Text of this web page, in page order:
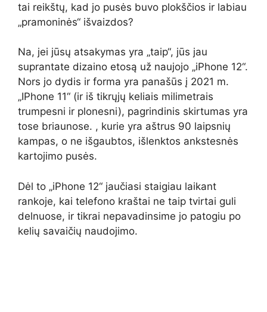
tai reikštų, kad jo pusės buvo plokščios ir labiau
„pramoninės“ išvaizdos?
Na, jei jūsų atsakymas yra „taip“, jūs jau
suprantate dizaino etosą už naujojo „iPhone 12“.
Nors jo dydis ir forma yra panašūs į 2021 m.
„IPhone 11“ (ir iš tikrųjų keliais milimetrais
trumpesni ir plonesni), pagrindinis skirtumas yra
tose briaunose. , kurie yra aštrus 90 laipsnių
kampas, o ne išgaubtos, išlenktos ankstesnės
kartojimo pusės.
Dėl to „iPhone 12“ jaučiasi staigiau laikant
rankoje, kai telefono kraštai ne taip tvirtai guli
delnuose, ir tikrai nepavadinsime jo patogiu po
kelių savaičių naudojimo.